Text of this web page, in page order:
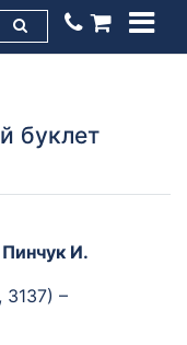
буклет
Пинчук И.
–